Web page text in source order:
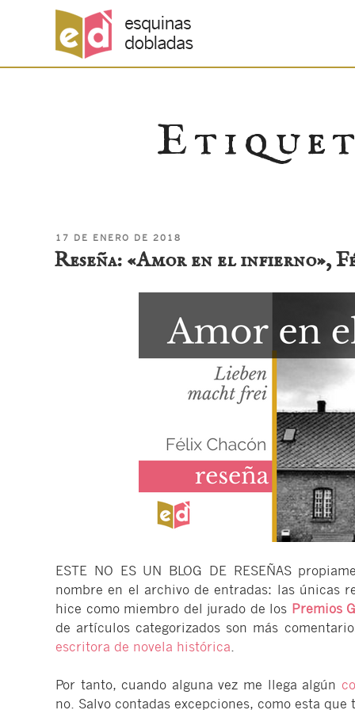
PUBLICADO
EL
17 DE ENERO DE 2018
Reseña: «Amor en el infierno»,
ESTE NO ES UN BLOG DE RESEÑAS
nombre en el archivo de entradas: las únicas
hice como miembro del jurado de los Premios
de artículos categorizados son más
escritora de novela histórica.
Por tanto, cuando alguna vez me llega algún
no. Salvo contadas excepciones, como esta que